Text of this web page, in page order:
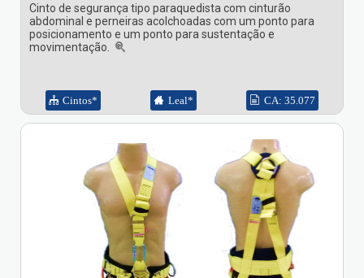
Cinto de segurança tipo paraquedista com cinturão
abdominal e perneiras acolchoadas com um ponto para
posicionamento e um ponto para sustentação e
movimentação.
Cintos* Leal* CA: 35.077